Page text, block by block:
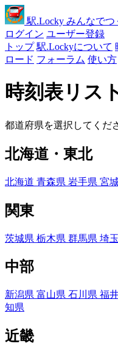
駅.Locky みんなでつ
ログイン ユーザー登録
トップ 駅.Lockyについて
ロード フォーラム 使い方
時刻表リス
都道府県を選択してくだ
北海道・東北
北海道 青森県 岩手県 宮
関東
茨城県 栃木県 群馬県 埼
中部
新潟県 富山県 石川県 福
知県
近畿